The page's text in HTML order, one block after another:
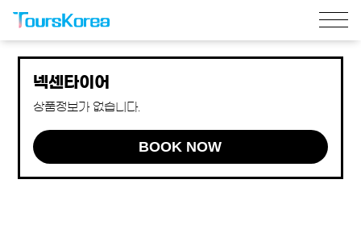
넥센타이어
상품정보가 없습니다.
BOOK NOW